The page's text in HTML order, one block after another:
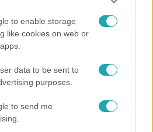
to enable storage
like cookies on web or
data to be sent to
purposes.
to send me
fenyegetés miatt visszalépő